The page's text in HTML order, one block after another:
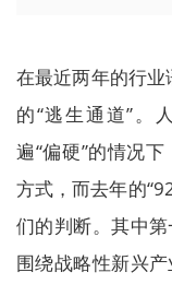
在最近两年的行业
的“逃生通道”。
遍“偏硬”的情况
方式，而去年的
们的判断。其中
围绕战略性新兴